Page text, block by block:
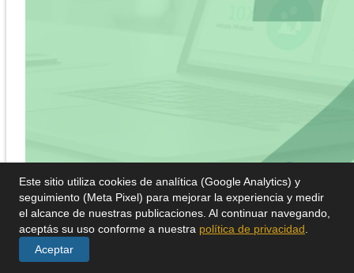
Este sitio utiliza cookies de analítica (Google Analytics) y
seguimiento (Meta Pixel) para mejorar la experiencia y medir
el alcance de nuestras publicaciones. Al continuar navegando,
aceptás su uso conforme a nuestra política de privacidad
Aceptar